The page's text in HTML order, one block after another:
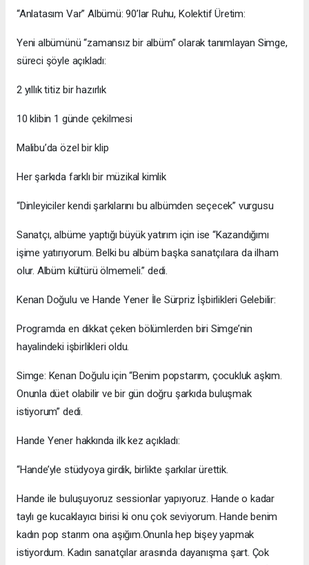
“Anlatasım Var” Albümü: 90’lar Ruhu, Kolektif Üretim:
Yeni albümünü “zamansız bir albüm” olarak tanımlayan Simge,
süreci şöyle açıkladı:
2 yıllık titiz bir hazırlık
10 klibin 1 günde çekilmesi
Malibu’da özel bir klip
Her şarkıda farklı bir müzikal kimlik
“Dinleyiciler kendi şarkılarını bu albümden seçecek” vurgusu
Sanatçı, albüme yaptığı büyük yatırım için ise “Kazandığımı
işime yatırıyorum. Belki bu albüm başka sanatçılara da ilham
olur. Albüm kültürü ölmemeli.” dedi.
Kenan Doğulu ve Hande Yener İle Sürpriz İşbirlikleri Gelebilir:
Programda en dikkat çeken bölümlerden biri Simge’nin
hayalindeki işbirlikleri oldu.
Simge: Kenan Doğulu için “Benim popstarım, çocukluk aşkım.
Onunla düet olabilir ve bir gün doğru şarkıda buluşmak
istiyorum” dedi.
Hande Yener hakkında ilk kez açıkladı:
“Hande’yle stüdyoya girdik, birlikte şarkılar ürettik.
Hande ile buluşuyoruz sessionlar yapıyoruz. Hande o kadar
taylı ge kucaklayıcı birisi ki onu çok seviyorum. Hande benim
kadın pop starım ona aşığım.Onunla hep bişey yapmak
istiyordum. Kadın sanatçılar arasında dayanışma şart. Çok